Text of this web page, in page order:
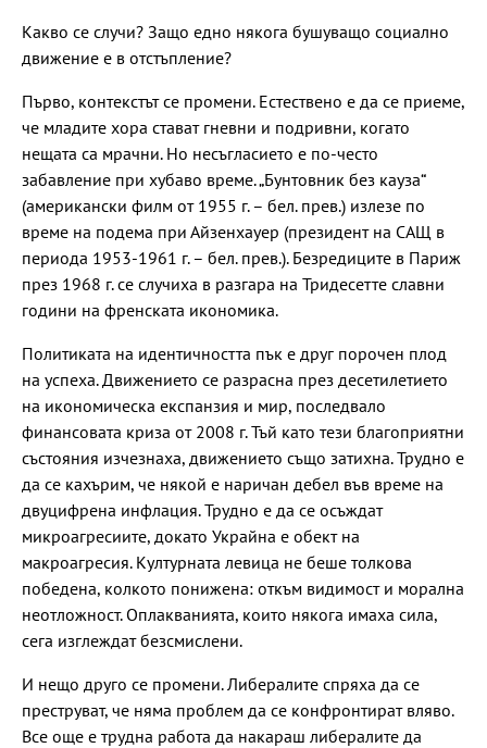
Какво се случи? Защо едно някога бушуващо социално
движение е в отстъпление?
Първо, контекстът се промени. Естествено е да се приеме,
че младите хора стават гневни и подривни, когато
нещата са мрачни. Но несъгласието е по-често
забавление при хубаво време. „Бунтовник без кауза“
(американски филм от 1955 г. – бел. прев.) излезе по
време на подема при Айзенхауер (президент на САЩ в
периода 1953-1961 г. – бел. прев.). Безредиците в Париж
през 1968 г. се случиха в разгара на Тридесетте славни
години на френската икономика.
Политиката на идентичността пък е друг порочен плод
на успеха. Движението се разрасна през десетилетието
на икономическа експанзия и мир, последвало
финансовата криза от 2008 г. Тъй като тези благоприятни
състояния изчезнаха, движението също затихна. Трудно е
да се кахърим, че някой е наричан дебел във време на
двуцифрена инфлация. Трудно е да се осъждат
микроагресиите, докато Украйна е обект на
макроагресия. Културната левица не беше толкова
победена, колкото понижена: откъм видимост и морална
неотложност. Оплакванията, които някога имаха сила,
сега изглеждат безсмислени.
И нещо друго се промени. Либералите спряха да се
преструват, че няма проблем да се конфронтират вляво.
Все още е трудна работа да накараш либералите да